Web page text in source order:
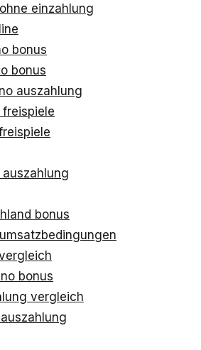
einzahlung
bonus
bonus
auszahlung
bonus
bonus
vergleich